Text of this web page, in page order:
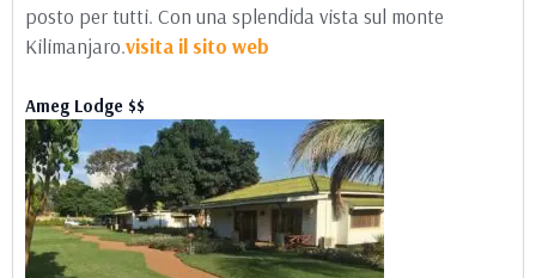
posto per tutti. Con una splendida vista sul monte
Kilimanjaro.visita il sito web
Ameg Lodge $$